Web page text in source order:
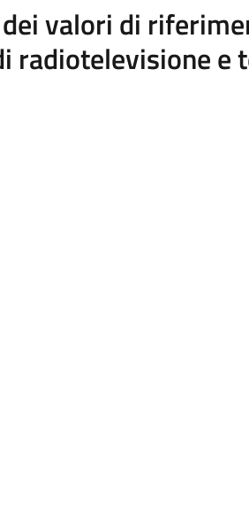
valori di
e